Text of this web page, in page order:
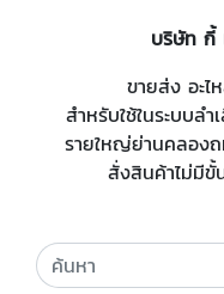
บริษัท กี้
ขายส่ง อะ
สำหรับใช้ในระบบล
รายใหญ่ย่านคลอง
สั่งสินค้าไม่มีขั้